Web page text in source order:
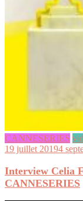
CANNESERIES
19 juillet 20194
Interview Celia
CANNESERIES